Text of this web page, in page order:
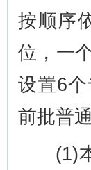
按顺序
位，一
设置6
前批普
(1)本